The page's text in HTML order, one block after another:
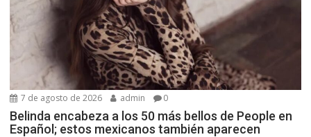
7 de agosto de 2026 admin 0
Belinda encabeza a los 50 más bellos de People en
Español; estos mexicanos también aparecen